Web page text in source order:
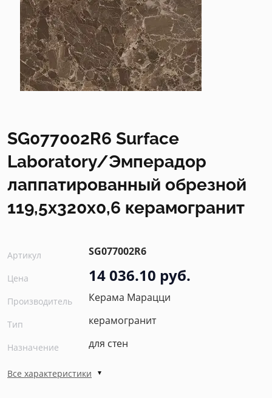
SG077002R6 Surface
Laboratory/Эмперадор
лаппатированный обрезной
119,5x320x0,6 керамогранит
Артикул SG077002R6
Цена 14 036.10 руб.
Производитель Керама Марацци
Тип керамогранит
Назначение для стен
Все характеристики